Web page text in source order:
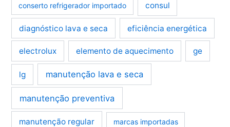
conserto refrigerador importado consul
diagnóstico lava e seca eficiência energética
electrolux elemento de aquecimento ge
lg manutenção lava e seca
manutenção preventiva
manutenção regular marcas importadas